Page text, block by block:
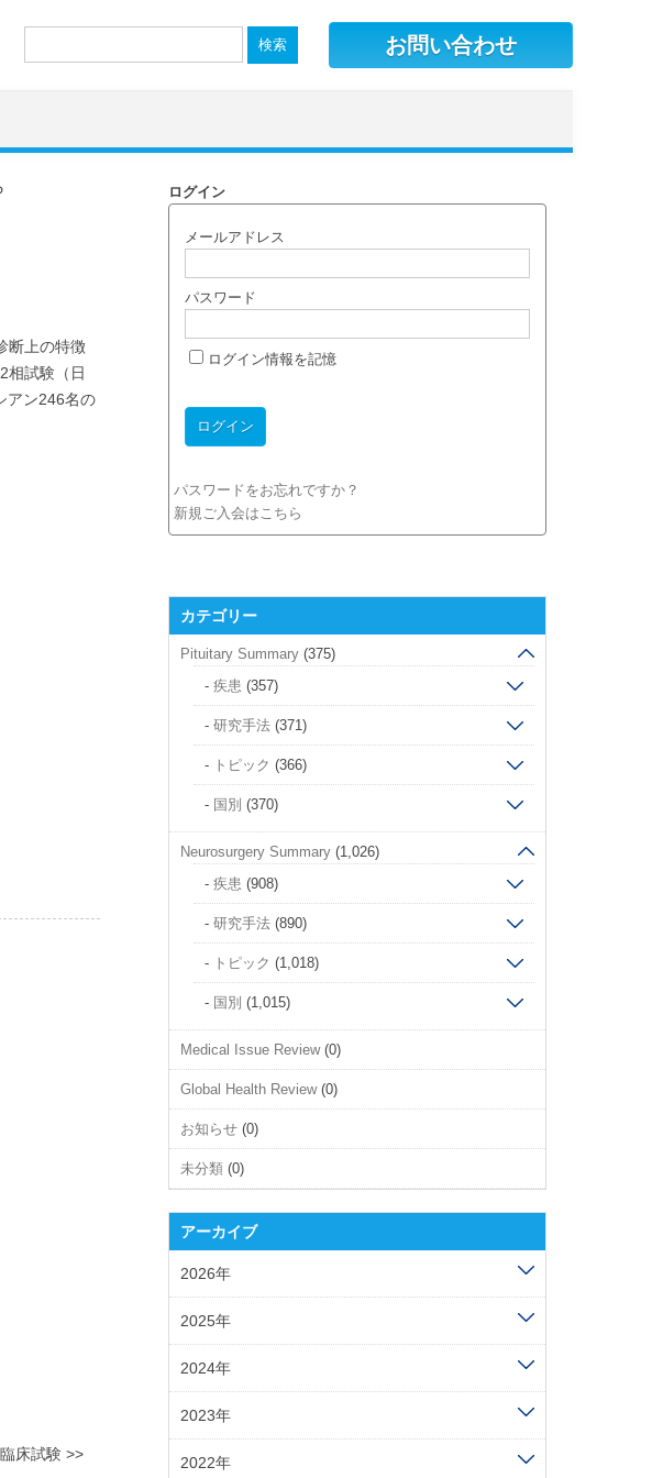
検
お問い合わせ
断上の特徴
相試験（日
アン246名の
床試験 >>
ログイン
メールアドレス
パスワード
ログイン情報を記憶
パスワードをお忘れですか？
新規ご入会はこちら
カテゴリー
Pituitary Summary(375)
疾患 (357)
研究手法(371)
トピック (366)
国別 (370)
Neurosurgery Summary(1,026)
疾患 (908)
研究手法(890)
トピック (1,018)
国別 (1,015)
Medical Issue Review(0)
Global Health Review(0)
お知らせ(0)
未分類(0)
アーカイブ
2026年
2025年
2024年
2023年
2022年